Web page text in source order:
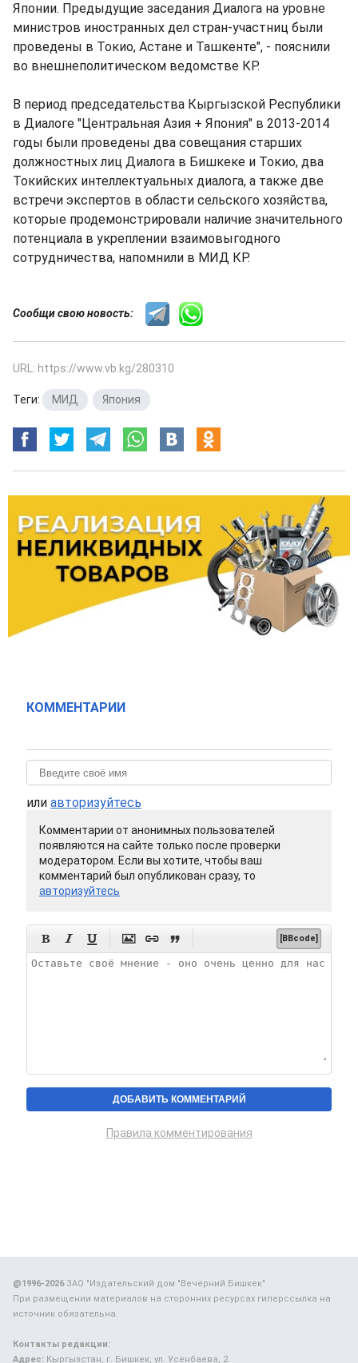
Японии. Предыдущие заседания Диалога на уровне
министров иностранных дел стран-участниц были
проведены в Токио, Астане и Ташкенте", - пояснили
во внешнеполитическом ведомстве КР.
В период председательства Кыргызской Республики
в Диалоге "Центральная Азия + Япония" в 2013-2014
годы были проведены два совещания старших
должностных лиц Диалога в Бишкеке и Токио, два
Токийских интеллектуальных диалога, а также две
встречи экспертов в области сельского хозяйства,
которые продемонстрировали наличие значительного
потенциала в укреплении взаимовыгодного
сотрудничества, напомнили в МИД КР.
Сообщи свою новость:
URL: https://www.vb.kg/280310
Теги: МИД Япония
КОММЕНТАРИИ
или авторизуйтесь
Комментарии от анонимных пользователей
появляются на сайте только после проверки
модератором. Если вы хотите, чтобы ваш
комментарий был опубликован сразу, то
авторизуйтесь
      [BBcode]
Правила комментирования
@1996-2026ЗАО "Издательский дом "Вечерний Бишкек"
При размещении материалов на сторонних ресурсах гиперссылка на
источник обязательна.
Контакты редакции:
Адрес: Кыргызстан, г. Бишкек, ул. Усенбаева, 2.